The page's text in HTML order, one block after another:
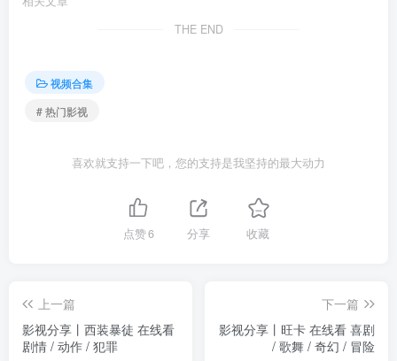
THE END
视频合集
# 热门影视
喜欢就支持一下吧，您的支持是我坚持的最大动力
点赞6 分享 收藏
上一篇
影视分享丨西装暴徒 在线看
剧情 / 动作 / 犯罪
下一篇
影视分享丨旺卡 在线看 喜剧
/ 歌舞 / 奇幻 / 冒险